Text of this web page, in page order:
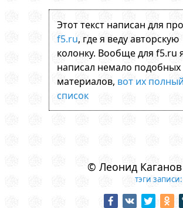
Этот текст написан для
f5.ru, где я веду авторскую
колонку. Вообще для f5.ru
написал немало подобных
материалов, вот их полный
список
© Леонид Каганов
тэги записи: